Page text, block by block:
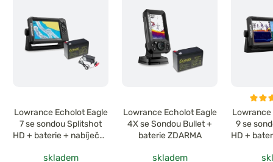
Lowrance Echolot Eagle
7 se sondou Splitshot
HD + baterie + nabíječka
skladem
Lowrance Echolot Eagle
4X se Sondou Bullet +
baterie ZDARMA
skladem
Lowrance
9 se
HD +